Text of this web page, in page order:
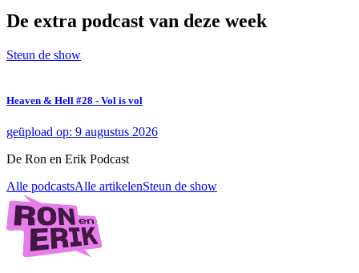
De extra podcast van deze week
Steun de show
Heaven & Hell #28 - Vol is vol
geüpload op: 9 augustus 2026
De Ron en Erik Podcast
Alle podcastsAlle artikelenSteun de show